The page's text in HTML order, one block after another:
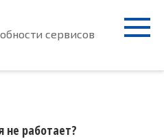
сервисов
не работает?